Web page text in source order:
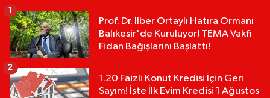
Prof. Dr. İlber Ortaylı Hatıra Ormanı
Balıkesir'de Kuruluyor! TEMA Vakfı
Fidan Bağışlarını Başlattı!
1
1.20 Faizli Konut Kredisi İçin Geri
Sayım! İşte İlk Evim Kredisi 1 Ağustos
2